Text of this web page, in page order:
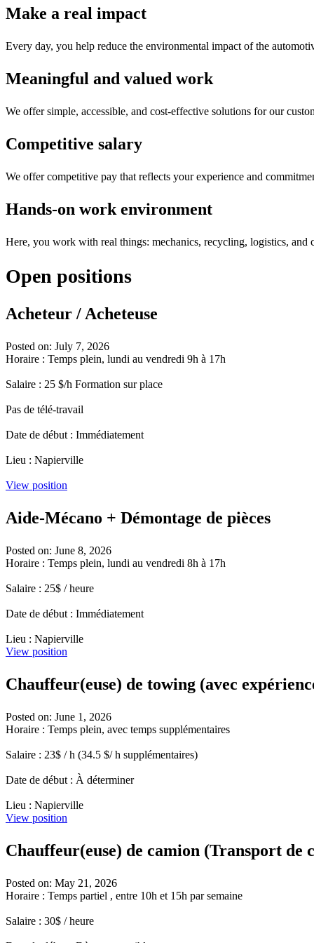
Make a real impact
Every day, you help reduce the environmental impact of the
Meaningful and valued work
We offer simple, accessible, and cost-effective solutions for our
Competitive salary
We offer competitive pay that reflects your experience and
Hands-on work environment
Here, you work with real things: mechanics, recycling, logistics, and
Open positions
Acheteur / Acheteuse
Posted on: July 7, 2026
Horaire : Temps plein, lundi au vendredi 9h à 17h
Salaire : 25 $/h Formation sur place
Pas de télé-travail
Date de début : Immédiatement
Lieu : Napierville
View position
Aide-Mécano + Démontage de pièces
Posted on: June 8, 2026
Horaire : Temps plein, lundi au vendredi 8h à 17h
Salaire : 25$ / heure
Date de début : Immédiatement
Lieu : Napierville
View position
Chauffeur(euse) de towing (avec
Posted on: June 1, 2026
Horaire : Temps plein, avec temps supplémentaires
Salaire : 23$ / h (34.5 $/ h supplémentaires)
Date de début : À déterminer
Lieu : Napierville
View position
Chauffeur(euse) de camion (Transport de
Posted on: May 21, 2026
Horaire : Temps partiel , entre 10h et 15h par semaine
Salaire : 30$ / heure